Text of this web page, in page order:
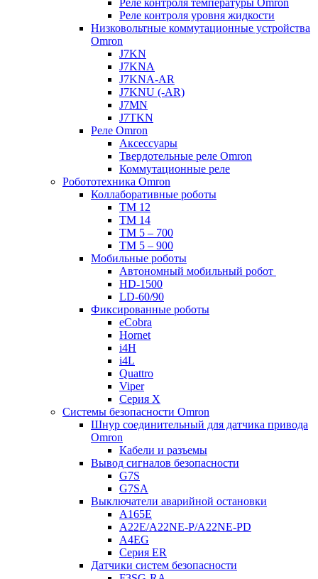
Реле контроля температуры Omron
Реле контроля уровня жидкости
Низковольтные коммутационные устройства
Omron
J7KN
J7KNA
J7KNA-AR
J7KNU (-AR)
J7MN
J7TKN
Реле Omron
Аксессуары
Твердотельные реле Omron
Коммутационные реле
Робототехника Omron
Коллаборативные роботы
TM 12
TM 14
TM 5 – 700
TM 5 – 900
Мобильные роботы
Автономный мобильный робот
HD-1500
LD-60/90
Фиксированные роботы
eCobra
Hornet
i4H
i4L
Quattro
Viper
Серия X
Системы безопасности Omron
Шнур соединительный для датчика привода
Omron
Кабели и разъемы
Вывод сигналов безопасности
G7S
G7SA
Выключатели аварийной остановки
A165E
A22E/A22NE-P/A22NE-PD
A4EG
Серия ER
Датчики систем безопасности